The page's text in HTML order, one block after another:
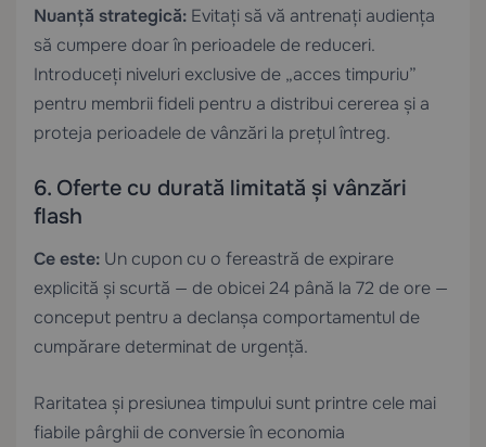
Nuanță strategică: Evitați să vă antrenați audiența
să cumpere doar în perioadele de reduceri.
Introduceți niveluri exclusive de „acces timpuriu”
pentru membrii fideli pentru a distribui cererea și a
proteja perioadele de vânzări la prețul întreg.
6. Oferte cu durată limitată și vânzări
flash
Ce este: Un cupon cu o fereastră de expirare
explicită și scurtă — de obicei 24 până la 72 de ore —
conceput pentru a declanșa comportamentul de
cumpărare determinat de urgență.
Raritatea și presiunea timpului sunt printre cele mai
fiabile pârghii de conversie în economia